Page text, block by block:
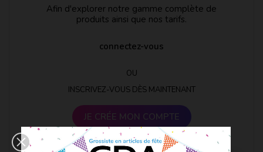
Afin d'explorer notre gamme complète de
produits ainsi que nos tarifs.
connectez-vous
OU
INSCRIVEZ-VOUS DÈS MAINTENANT
JE CRÉE MON COMPTE